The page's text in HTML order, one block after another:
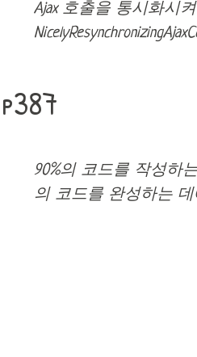
Ajax 호출을 통시화시
p387
90%의 코드를 작성하
의 코드를 완성하는